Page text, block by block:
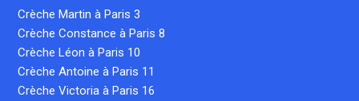
Crèche Martin à Paris 3
Crèche Constance à Paris 8
Crèche Léon à Paris 10
Crèche Antoine à Paris 11
Crèche Victoria à Paris 16